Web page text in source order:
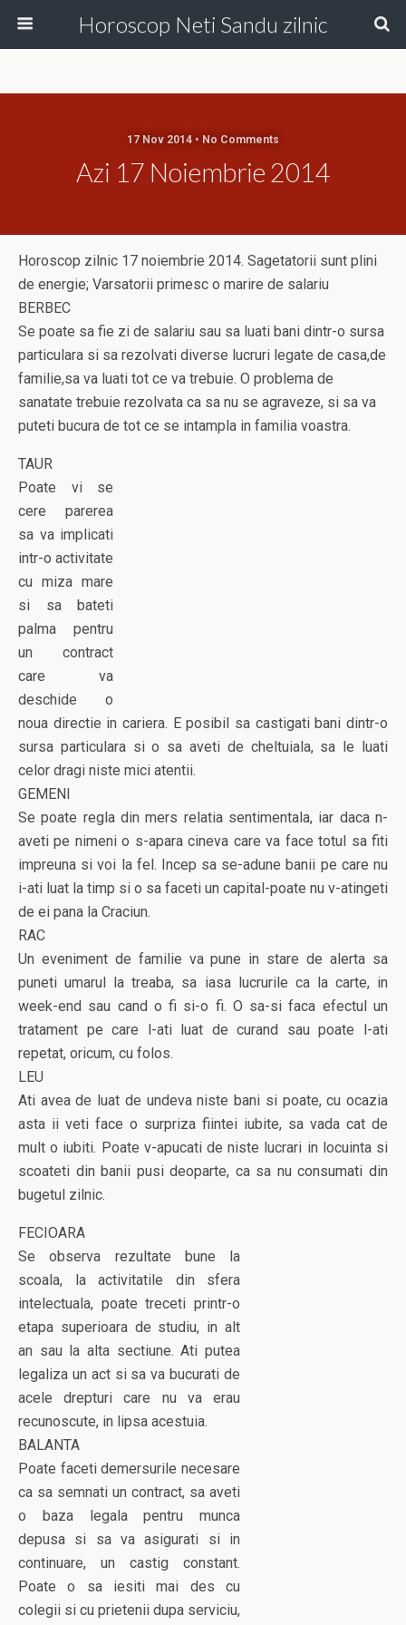
Horoscop Neti Sandu zilnic
17 Nov 2014 • No Comments
Azi 17 Noiembrie 2014
Horoscop zilnic 17 noiembrie 2014. Sagetatorii sunt plini
de energie; Varsatorii primesc o marire de salariu
BERBEC
Se poate sa fie zi de salariu sau sa luati bani dintr-o sursa
particulara si sa rezolvati diverse lucruri legate de casa,de
familie,sa va luati tot ce va trebuie. O problema de
sanatate trebuie rezolvata ca sa nu se agraveze, si sa va
puteti bucura de tot ce se intampla in familia voastra.
TAUR
Poate vi se
cere parerea
sa va implicati
intr-o activitate
cu miza mare
si sa bateti
palma pentru
un contract
care va
deschide o
noua directie in cariera. E posibil sa castigati bani dintr-o
sursa particulara si o sa aveti de cheltuiala, sa le luati
celor dragi niste mici atentii.
GEMENI
Se poate regla din mers relatia sentimentala, iar daca n-
aveti pe nimeni o s-apara cineva care va face totul sa fiti
impreuna si voi la fel. Incep sa se-adune banii pe care nu
i-ati luat la timp si o sa faceti un capital-poate nu v-atingeti
de ei pana la Craciun.
RAC
Un eveniment de familie va pune in stare de alerta sa
puneti umarul la treaba, sa iasa lucrurile ca la carte, in
week-end sau cand o fi si-o fi. O sa-si faca efectul un
tratament pe care l-ati luat de curand sau poate l-ati
repetat, oricum, cu folos.
LEU
Ati avea de luat de undeva niste bani si poate, cu ocazia
asta ii veti face o surpriza fiintei iubite, sa vada cat de
mult o iubiti. Poate v-apucati de niste lucrari in locuinta si
scoateti din banii pusi deoparte, ca sa nu consumati din
bugetul zilnic.
FECIOARA
Se observa rezultate bune la
scoala, la activitatile din sfera
intelectuala, poate treceti printr-o
etapa superioara de studiu, in alt
an sau la alta sectiune. Ati putea
legaliza un act si sa va bucurati de
acele drepturi care nu va erau
recunoscute, in lipsa acestuia.
BALANTA
Poate faceti demersurile necesare
ca sa semnati un contract, sa aveti
o baza legala pentru munca
depusa si sa va asigurati si in
continuare, un castig constant.
Poate o sa iesiti mai des cu
colegii si cu prietenii dupa serviciu,